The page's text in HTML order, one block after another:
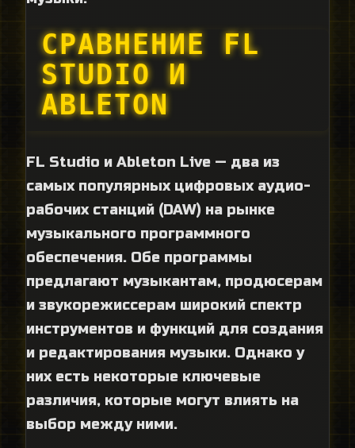
СРАВНЕНИЕ FL
STUDIO И
ABLETON
FL Studio и Ableton Live — два из
самых популярных цифровых аудио-
рабочих станций (DAW) на рынке
музыкального программного
обеспечения. Обе программы
предлагают музыкантам, продюсерам
и звукорежиссерам широкий спектр
инструментов и функций для создания
и редактирования музыки. Однако у
них есть некоторые ключевые
различия, которые могут влиять на
выбор между ними.